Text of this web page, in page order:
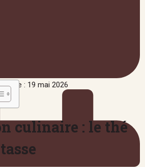
le : 19 mai 2026
culinaire : le thé